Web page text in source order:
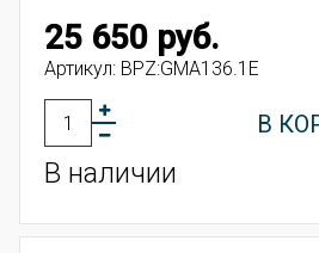
25 650 руб.
Артикул: BPZ:GMA136.1E
В
В наличии